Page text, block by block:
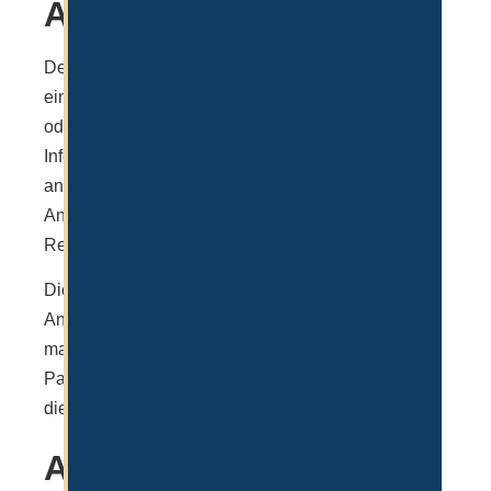
Angebot
Der erste Schritt ist die Kontaktaufnahme über
einen Registrierten Partner wie z.B Dubai Setup
oder direkt bei IFZA. Wenn man die grundlegenden
Informationen über die Firma, Lizenzen und VISA
angegeben hat, bekommt man ein Angebot. Dieses
Angebot muss dann angenommen und die
Rechnung vorab bezahlt werden.
Die Kosten sind in der Regel dieselben, je nach
Anbieter. Es macht auch keinen Unterschied, ob
man selbst bei IFZA gründet oder über einen
Partner. Die Kosten für Firma und Lizenz sind
dieselben.
Antragsformular